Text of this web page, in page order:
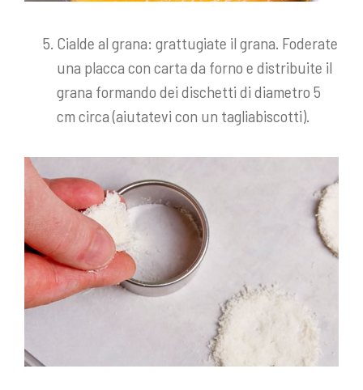
Cialde al grana: grattugiate il grana. Foderate
una placca con carta da forno e distribuite il
grana formando dei dischetti di diametro 5
cm circa (aiutatevi con un tagliabiscotti).